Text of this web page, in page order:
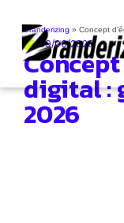
Branderizing » Concept
09/06/2026
digital :
2026